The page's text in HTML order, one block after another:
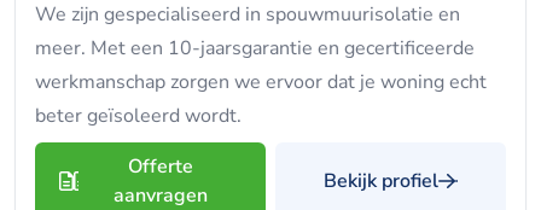
We zijn gespecialiseerd in spouwmuurisolatie en
meer. Met een 10-jaarsgarantie en gecertificeerde
werkmanschap zorgen we ervoor dat je woning echt
beter geïsoleerd wordt.
Offerte
aanvragen
Bekijk profiel